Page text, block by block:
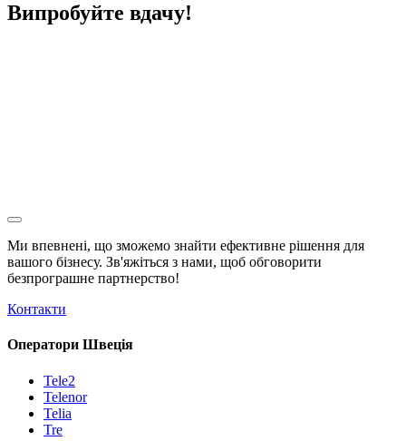
Випробуйте вдачу!
Ми впевнені, що зможемо знайти ефективне рішення для
вашого бізнесу. Зв'яжіться з нами, щоб обговорити
безпрограшне партнерство!
Контакти
Оператори Швеція
Tele2
Telenor
Telia
Tre